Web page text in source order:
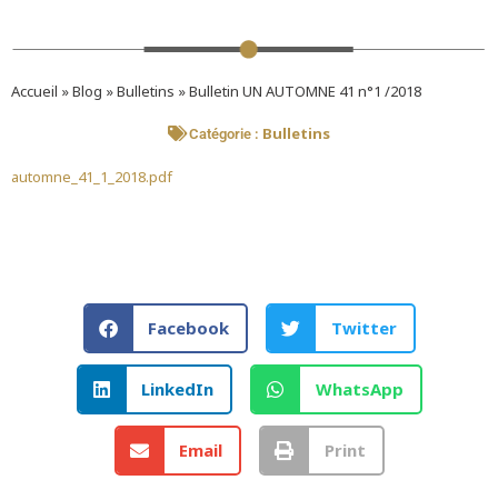
Accueil »Blog »Bulletins »Bulletin UN AUTOMNE 41 n°1 /2018
Catégorie : Bulletins
automne_41_1_2018.pdf
Facebook Twitter
LinkedIn WhatsApp
Email Print